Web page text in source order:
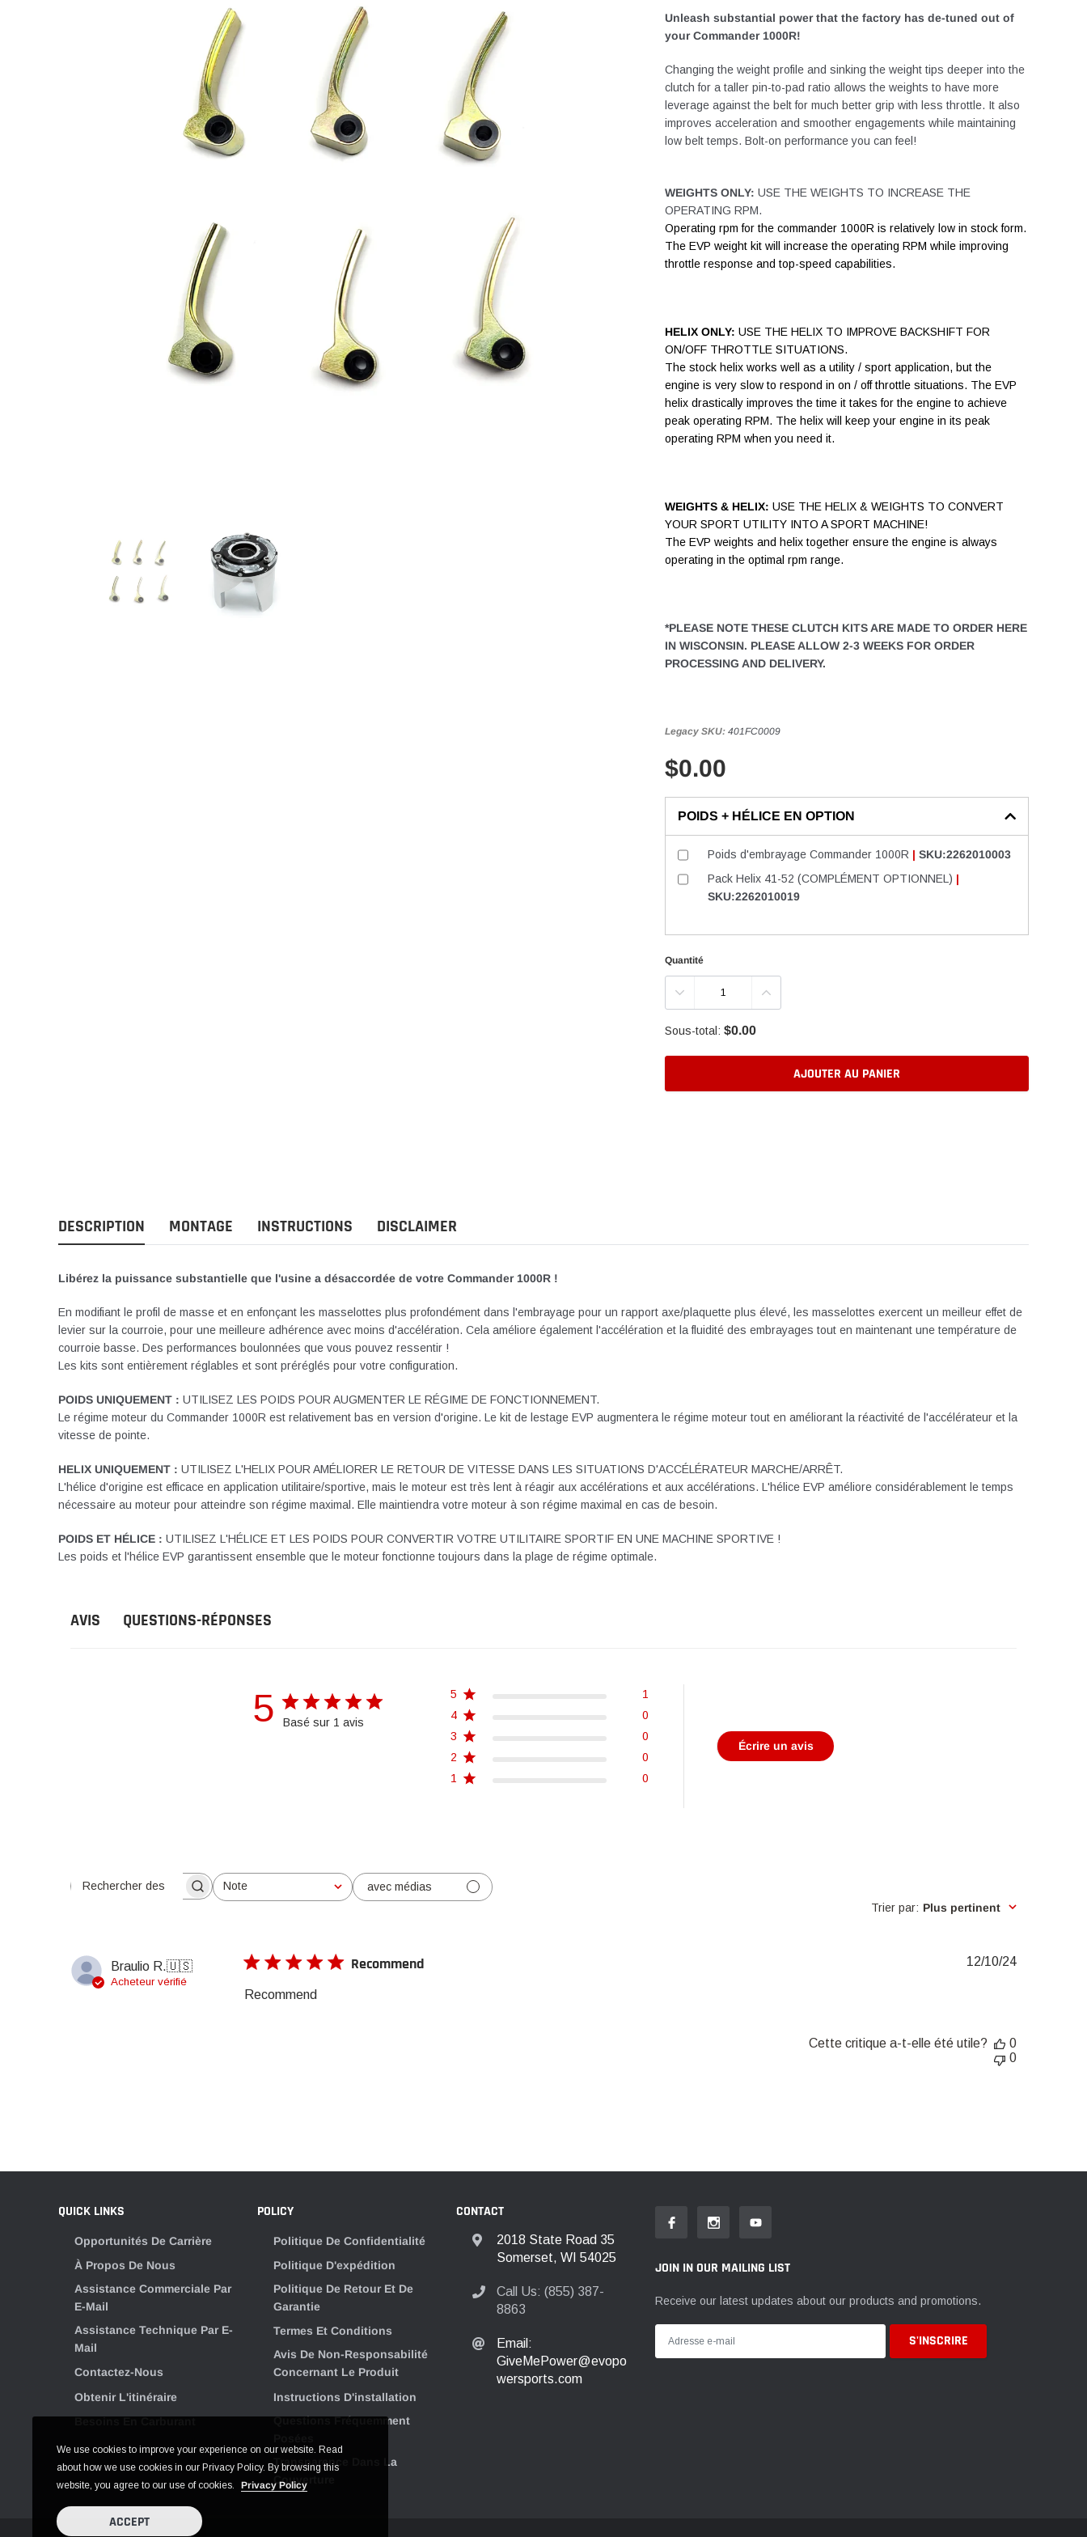
Unleash substantial power that the factory has de-tuned out of
your Commander 1000R!
Changing the weight profile and sinking the weight tips deeper into the
clutch for a taller pin-to-pad ratio allows the weights to have more
leverage against the belt for much better grip with less throttle. It also
improves acceleration and smoother engagements while maintaining
low belt temps. Bolt-on performance you can feel!
WEIGHTS ONLY: USE THE WEIGHTS TO INCREASE THE
OPERATING RPM.
Operating rpm for the commander 1000R is relatively low in stock form.
The EVP weight kit will increase the operating RPM while improving
throttle response and top-speed capabilities.
HELIX ONLY: USE THE HELIX TO IMPROVE BACKSHIFT FOR
ON/OFF THROTTLE SITUATIONS.
The stock helix works well as a utility / sport application, but the
engine is very slow to respond in on / off throttle situations. The EVP
helix drastically improves the time it takes for the engine to achieve
peak operating RPM. The helix will keep your engine in its peak
operating RPM when you need it.
WEIGHTS & HELIX: USE THE HELIX & WEIGHTS TO CONVERT
YOUR SPORT UTILITY INTO A SPORT MACHINE!
The EVP weights and helix together ensure the engine is always
operating in the optimal rpm range.
*PLEASE NOTE THESE CLUTCH KITS ARE MADE TO ORDER HERE
IN WISCONSIN. PLEASE ALLOW 2-3 WEEKS FOR ORDER
PROCESSING AND DELIVERY.
Legacy SKU: 401FC0009
$0.00
POIDS + HÉLICE EN OPTION
Poids d'embrayage Commander 1000R | SKU:2262010003
Pack Helix 41-52 (COMPLÉMENT OPTIONNEL) |
SKU:2262010019
Quantité
Sous-total: $0.00
AJOUTER AU PANIER
DESCRIPTION MONTAGE INSTRUCTIONS DISCLAIMER
Libérez la puissance substantielle que l'usine a désaccordée de votre Commander 1000R !
En modifiant le profil de masse et en enfonçant les masselottes plus profondément dans l'embrayage pour un rapport axe/plaquette plus élevé, les masselottes exercent un meilleur effet de
levier sur la courroie, pour une meilleure adhérence avec moins d'accélération. Cela améliore également l'accélération et la fluidité des embrayages tout en maintenant une température de
courroie basse. Des performances boulonnées que vous pouvez ressentir !
Les kits sont entièrement réglables et sont préréglés pour votre configuration.
POIDS UNIQUEMENT : UTILISEZ LES POIDS POUR AUGMENTER LE RÉGIME DE FONCTIONNEMENT.
Le régime moteur du Commander 1000R est relativement bas en version d'origine. Le kit de lestage EVP augmentera le régime moteur tout en améliorant la réactivité de l'accélérateur et la
vitesse de pointe.
HELIX UNIQUEMENT : UTILISEZ L'HELIX POUR AMÉLIORER LE RETOUR DE VITESSE DANS LES SITUATIONS D'ACCÉLÉRATEUR MARCHE/ARRÊT.
L'hélice d'origine est efficace en application utilitaire/sportive, mais le moteur est très lent à réagir aux accélérations et aux accélérations. L'hélice EVP améliore considérablement le temps
nécessaire au moteur pour atteindre son régime maximal. Elle maintiendra votre moteur à son régime maximal en cas de besoin.
POIDS ET HÉLICE : UTILISEZ L'HÉLICE ET LES POIDS POUR CONVERTIR VOTRE UTILITAIRE SPORTIF EN UNE MACHINE SPORTIVE !
Les poids et l'hélice EVP garantissent ensemble que le moteur fonctionne toujours dans la plage de régime optimale.
AVIS QUESTIONS-RÉPONSES
5 Basé sur 1 avis
5
1
4
0
3
0
2
0
1
0
Écrire un avis
Rechercher des avis
Note
Toutes les évaluations
avec médias
Trier par: Plus pertinent
Braulio R.🇺🇸
Acheteur vérifié
Recommend
Recommend
Date
12/10/24
Cette critique a-t-elle été utile?
0
0
QUICK LINKS
Opportunités De Carrière
À Propos De Nous
Assistance Commerciale Par
E-Mail
Assistance Technique Par E-
Mail
Contactez-Nous
Obtenir L'itinéraire
POLICY
Politique De Confidentialité
Politique D'expédition
Politique De Retour Et De
Garantie
Termes Et Conditions
Avis De Non-Responsabilité
Concernant Le Produit
Instructions D'installation
Questions Fréquemment
Transparence Dans La
Couverture
CONTACT
2018 State Road 35
Somerset, WI 54025
Call Us: (855) 387-
8863
Email:
GiveMePower@evopo
wersports.com
JOIN IN OUR MAILING LIST
Receive our latest updates about our products and promotions.
We use cookies to improve your experience on our website. Read
about how we use cookies in our Privacy Policy. By browsing this
website, you agree to our use of cookies.
Privacy Policy
ACCEPT